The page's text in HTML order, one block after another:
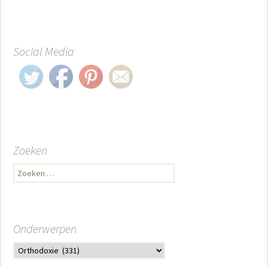
Social Media
Zoeken
Zoeken naar:
Onderwerpen